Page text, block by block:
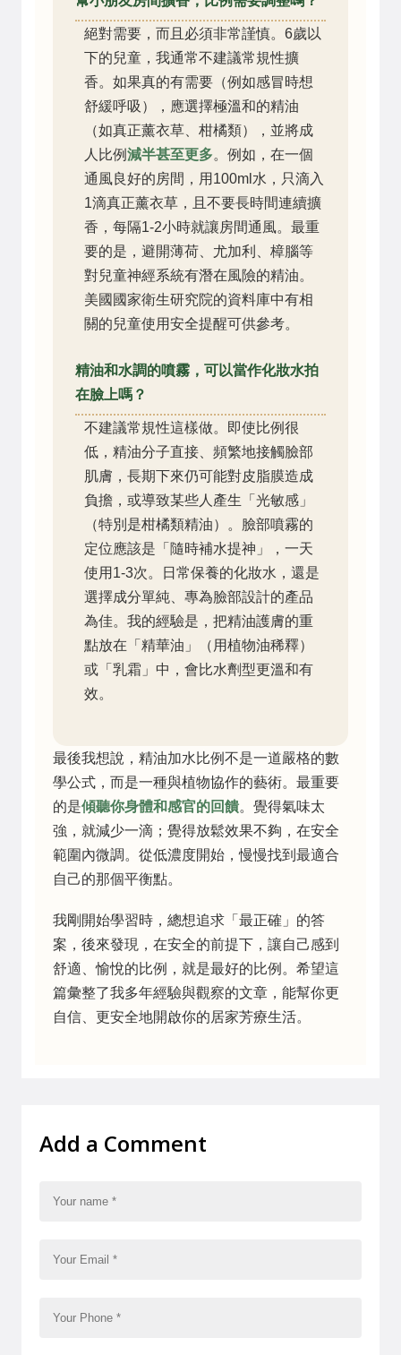
絕對需要，而且必須非常謹慎。6歲以
下的兒童，我通常不建議常規性擴
香。如果真的有需要（例如感冒時想
舒緩呼吸），應選擇極溫和的精油
（如真正薰衣草、柑橘類），並將成
人比例減半甚至更多。例如，在一個
通風良好的房間，用100ml水，只滴入
1滴真正薰衣草，且不要長時間連續擴
香，每隔1-2小時就讓房間通風。最重
要的是，避開薄荷、尤加利、樟腦等
對兒童神經系統有潛在風險的精油。
美國國家衛生研究院的資料庫中有相
關的兒童使用安全提醒可供參考。
精油和水調的噴霧，可以當作化妝水拍
在臉上嗎？
不建議常規性這樣做。即使比例很
低，精油分子直接、頻繁地接觸臉部
肌膚，長期下來仍可能對皮脂膜造成
負擔，或導致某些人產生「光敏感」
（特別是柑橘類精油）。臉部噴霧的
定位應該是「隨時補水提神」，一天
使用1-3次。日常保養的化妝水，還是
選擇成分單純、專為臉部設計的產品
為佳。我的經驗是，把精油護膚的重
點放在「精華油」（用植物油稀釋）
或「乳霜」中，會比水劑型更溫和有
效。
最後我想說，精油加水比例不是一道嚴格的數
學公式，而是一種與植物協作的藝術。最重要
的是傾聽你身體和感官的回饋。覺得氣味太
強，就減少一滴；覺得放鬆效果不夠，在安全
範圍內微調。從低濃度開始，慢慢找到最適合
自己的那個平衡點。
我剛開始學習時，總想追求「最正確」的答
案，後來發現，在安全的前提下，讓自己感到
舒適、愉悅的比例，就是最好的比例。希望這
篇彙整了我多年經驗與觀察的文章，能幫你更
自信、更安全地開啟你的居家芳療生活。
Add a Comment